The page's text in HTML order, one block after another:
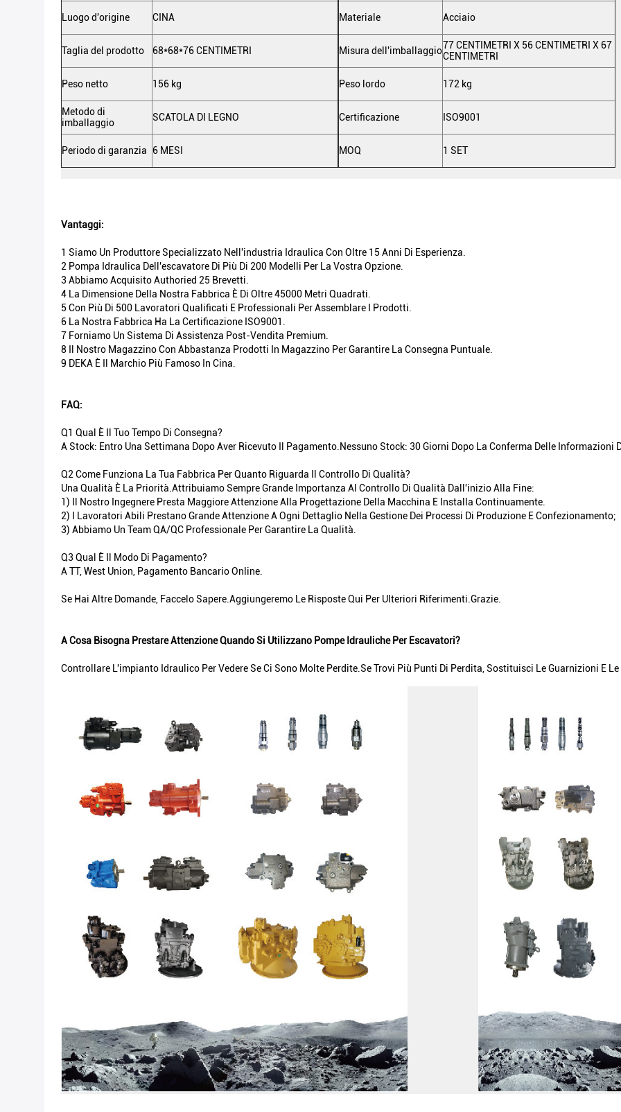
Luogo d'origine CINA
Taglia del prodotto 68*68*76 CENTIMETRI
Peso netto 156 kg
Metodo di
imballaggio
SCATOLA DI LEGNO
Periodo di garanzia 6 MESI
Materiale Acciaio
Misura dell'imballaggio77 CENTIMETRI X 56 CENTIMETRI X 67
CENTIMETRI
Peso lordo 172 kg
Certificazione ISO9001
MOQ 1 SET
Vantaggi:
1 Siamo Un Produttore Specializzato Nell'industria Idraulica Con Oltre 15 Anni Di Esperienza.
2 Pompa Idraulica Dell'escavatore Di Più Di 200 Modelli Per La Vostra Opzione.
3 Abbiamo Acquisito Authoried 25 Brevetti.
4 La Dimensione Della Nostra Fabbrica È Di Oltre 45000 Metri Quadrati.
5 Con Più Di 500 Lavoratori Qualificati E Professionali Per Assemblare I Prodotti.
6 La Nostra Fabbrica Ha La Certificazione ISO9001.
7 Forniamo Un Sistema Di Assistenza Post-Vendita Premium.
8 Il Nostro Magazzino Con Abbastanza Prodotti In Magazzino Per Garantire La Consegna Puntuale.
9 DEKA È Il Marchio Più Famoso In Cina.
FAQ:
Q1 Qual È Il Tuo Tempo Di Consegna?
A Stock: Entro Una Settimana Dopo Aver Ricevuto Il Pagamento.Nessuno Stock: 30 Giorni Dopo La Conferma Delle Informazioni
Q2 Come Funziona La Tua Fabbrica Per Quanto Riguarda Il Controllo Di Qualità?
Una Qualità È La Priorità.Attribuiamo Sempre Grande Importanza Al Controllo Di Qualità Dall'inizio Alla Fine:
1) Il Nostro Ingegnere Presta Maggiore Attenzione Alla Progettazione Della Macchina E Installa Continuamente.
2) I Lavoratori Abili Prestano Grande Attenzione A Ogni Dettaglio Nella Gestione Dei Processi Di Produzione E Confezionamento;
3) Abbiamo Un Team QA/QC Professionale Per Garantire La Qualità.
Q3 Qual È Il Modo Di Pagamento?
A TT, West Union, Pagamento Bancario Online.
Se Hai Altre Domande, Faccelo Sapere.Aggiungeremo Le Risposte Qui Per Ulteriori Riferimenti.Grazie.
A Cosa Bisogna Prestare Attenzione Quando Si Utilizzano Pompe Idrauliche Per Escavatori?
Controllare L'impianto Idraulico Per Vedere Se Ci Sono Molte Perdite.Se Trovi Più Punti Di Perdita, Sostituisci Le Guarnizioni E